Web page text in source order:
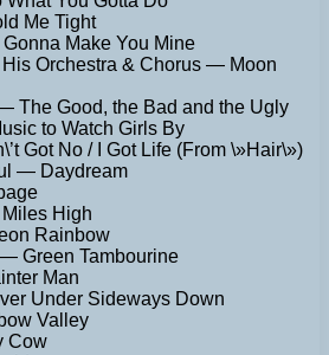
Me Tight
Make You Mine
Orchestra & Chorus — Moon
The Good, the Bad and the Ugly
to Watch Girls By
Got No / I Got Life (From \»Hair\»)
— Daydream
High
Rainbow
Green Tambourine
Man
Under Sideways Down
Valley
Cow